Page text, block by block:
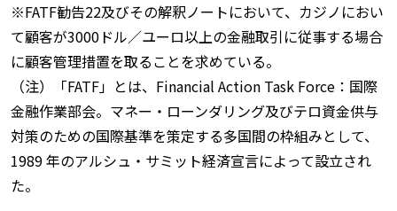
※FATF勧告22及びその解釈ノートにおいて、カジノにおい
て顧客が3000ドル／ユーロ以上の金融取引に従事する場合
に顧客管理措置を取ることを求めている。
（注）「FATF」とは、Financial Action Task Force：国際
金融作業部会。マネー・ローンダリング及びテロ資金供与
対策のための国際基準を策定する多国間の枠組みとして、
1989 年のアルシュ・サミット経済宣言によって設立され
た。